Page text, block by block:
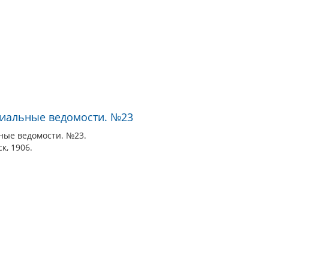
ведомости. №23
ведомости. №23.
1906.